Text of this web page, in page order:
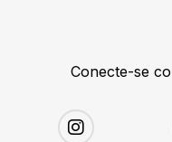
Conecte-se